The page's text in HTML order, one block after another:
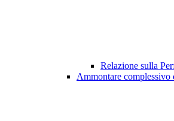
Relazione sulla
Ammontare complessivo